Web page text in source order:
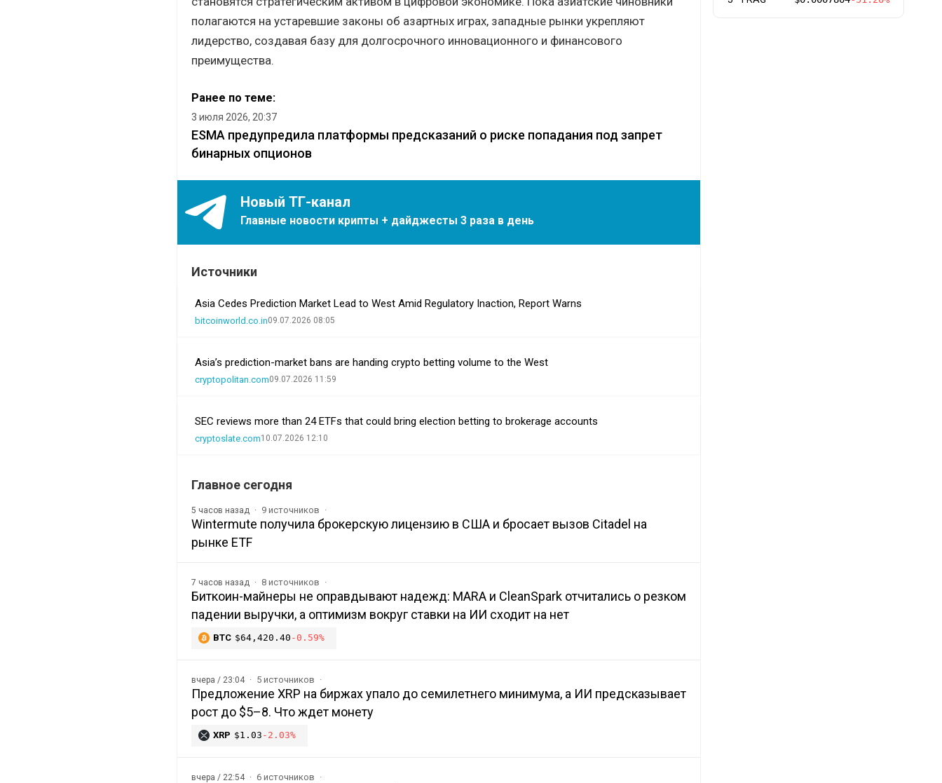
полагаются на устаревшие законы об азартных играх, западные рынки укрепляют
лидерство, создавая базу для долгосрочного инновационного и финансового
преимущества.
Ранее по теме:
3 июля 2026, 20:37
ESMA предупредила платформы предсказаний о риске попадания под запрет
бинарных опционов
Новый ТГ-канал
Главные новости крипты + дайджесты 3 раза в день
Источники
Asia Cedes Prediction Market Lead to West Amid Regulatory Inaction, Report Warns
bitcoinworld.co.in09.07.2026 08:05
Asia’s prediction-market bans are handing crypto betting volume to the West
cryptopolitan.com09.07.2026 11:59
SEC reviews more than 24 ETFs that could bring election betting to brokerage accounts
cryptoslate.com10.07.2026 12:10
Главное сегодня
5 часов назад 9 источников
Wintermute получила брокерскую лицензию в США и бросает вызов Citadel на
рынке ETF
7 часов назад 8 источников
Биткоин-майнеры не оправдывают надежд: MARA и CleanSpark отчитались о резком
падении выручки, а оптимизм вокруг ставки на ИИ сходит на нет
BTC $64,420.40 -0.59%
вчера / 23:04 5 источников
Предложение XRP на биржах упало до семилетнего минимума, а ИИ предсказывает
рост до $5–8. Что ждет монету
XRP $1.03 -2.03%
вчера / 22:54 6 источников